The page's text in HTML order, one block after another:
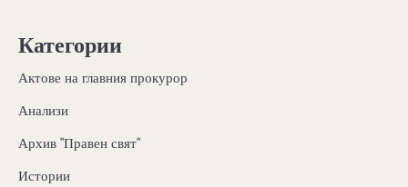
Категории
Актове на главния прокурор
Анализи
Архив "Правен свят"
Истории